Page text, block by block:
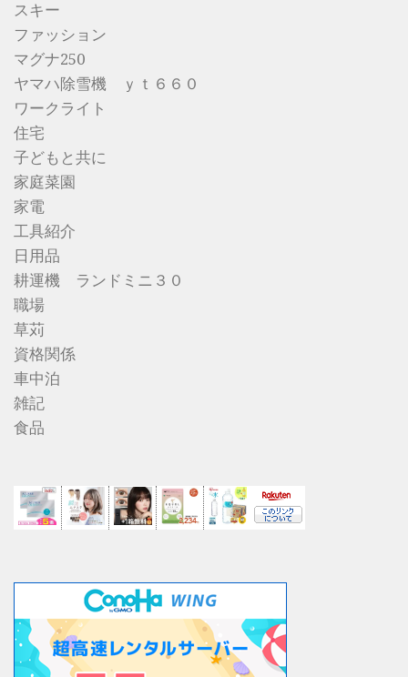
スキー
ファッション
マグナ250
ヤマハ除雪機 ｙｔ６６０
ワークライト
住宅
子どもと共に
家庭菜園
家電
工具紹介
日用品
耕運機 ランドミニ３０
職場
草苅
資格関係
車中泊
雑記
食品